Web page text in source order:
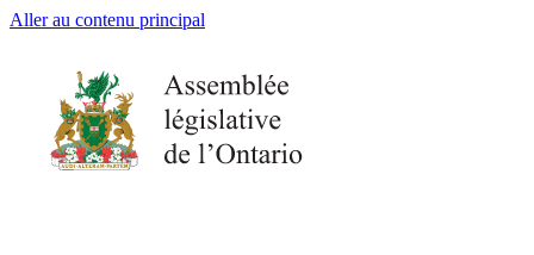
Aller au contenu principal